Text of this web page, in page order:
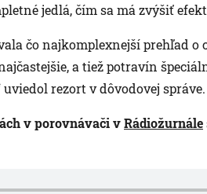
jedlá, čím sa má zvýšiť
čo najkomplexnejší prehľad
a tiež potravín
rezort v dôvodovej správe.
v porovnávači vRádiožurnále